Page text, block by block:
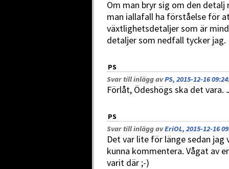
Om man bryr sig om den detalj
man iallafall ha förståelse för
växtlighetsdetaljer som är
detaljer som nedfall tycker jag.
PS
Svar till inlägg avPS, 2015-12-16 09:24
Förlåt, Ödeshögs ska det
PS
Svar till inlägg avEriOL, 2015-12-16
Det var lite för länge sedan
kunna kommentera. Vågat av
varit där ;-)